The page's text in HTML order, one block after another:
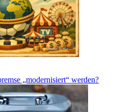
„modernisiert“ werden?